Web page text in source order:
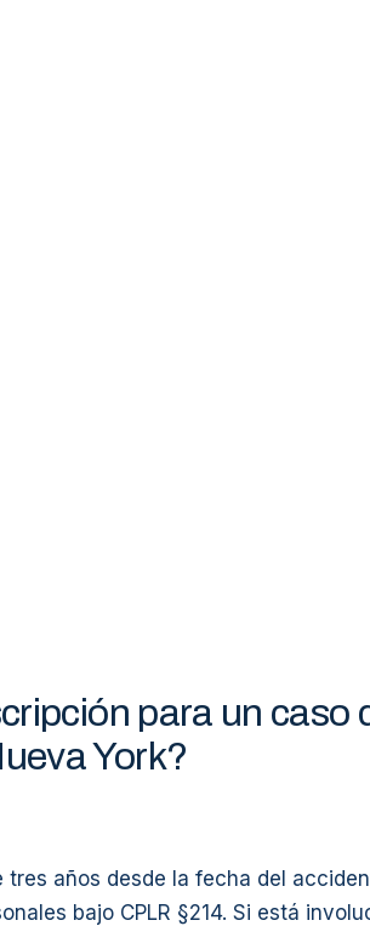
para un caso
York?
años desde la fecha del
bajo CPLR §214. Si está